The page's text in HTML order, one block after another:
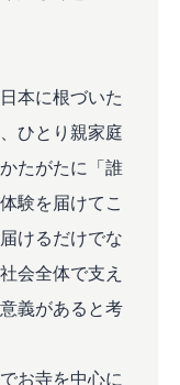
本に根づいた
ひとり親家庭
たがたに「誰
験を届けてこ
けるだけでな
会全体で支え
義があると考
お寺を中心に